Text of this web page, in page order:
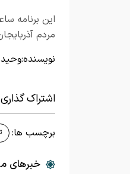
مردم
نویسنده:
اشتراک
برچسب ها:
خبرهای